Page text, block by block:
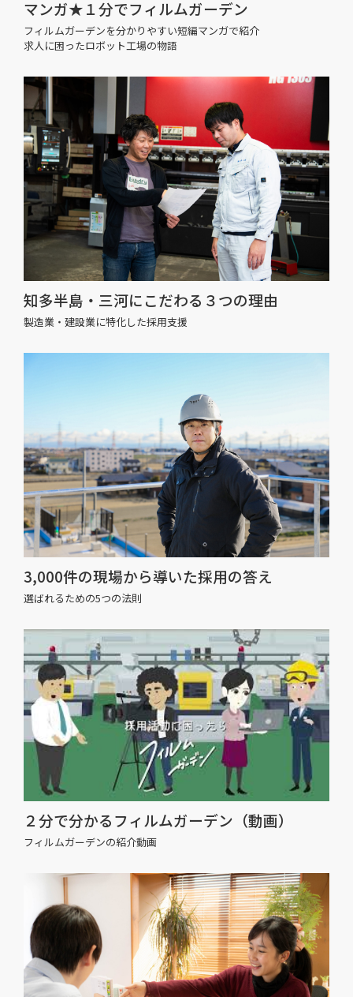
マンガ★１分でフィルムガーデン
フィルムガーデンを分かりやすい短編マンガで紹介
求人に困ったロボット工場の物語
知多半島・三河にこだわる３つの理由
製造業・建設業に特化した採用支援
3,000件の現場から導いた採用の答え
選ばれるための5つの法則
２分で分かるフィルムガーデン（動画）
フィルムガーデンの紹介動画